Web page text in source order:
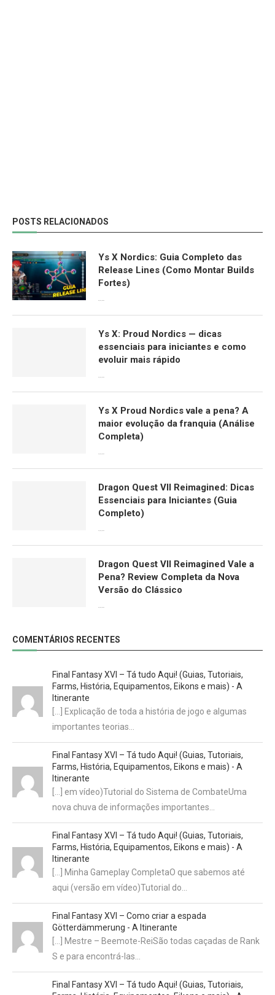
POSTS RELACIONADOS
Ys X Nordics: Guia Completo das
Release Lines (Como Montar Builds
Fortes)
Ys X: Proud Nordics — dicas
essenciais para iniciantes e como
evoluir mais rápido
Ys X Proud Nordics vale a pena? A
maior evolução da franquia (Análise
Completa)
Dragon Quest VII Reimagined: Dicas
Essenciais para Iniciantes (Guia
Completo)
Dragon Quest VII Reimagined Vale a
Pena? Review Completa da Nova
Versão do Clássico
COMENTÁRIOS RECENTES
Final Fantasy XVI – Tá tudo Aqui! (Guias, Tutoriais,
Farms, História, Equipamentos, Eikons e mais) - A
Itinerante
[…] Explicação de toda a história de jogo e algumas
importantes teorias…
Final Fantasy XVI – Tá tudo Aqui! (Guias, Tutoriais,
Farms, História, Equipamentos, Eikons e mais) - A
Itinerante
[…] em vídeo)Tutorial do Sistema de CombateUma
nova chuva de informações importantes…
Final Fantasy XVI – Tá tudo Aqui! (Guias, Tutoriais,
Farms, História, Equipamentos, Eikons e mais) - A
Itinerante
[…] Minha Gameplay CompletaO que sabemos até
aqui (versão em vídeo)Tutorial do…
Final Fantasy XVI – Como criar a espada
Götterdämmerung - A Itinerante
[…] Mestre – Beemote-ReiSão todas caçadas de Rank
S e para encontrá-las…
Final Fantasy XVI – Tá tudo Aqui! (Guias, Tutoriais,